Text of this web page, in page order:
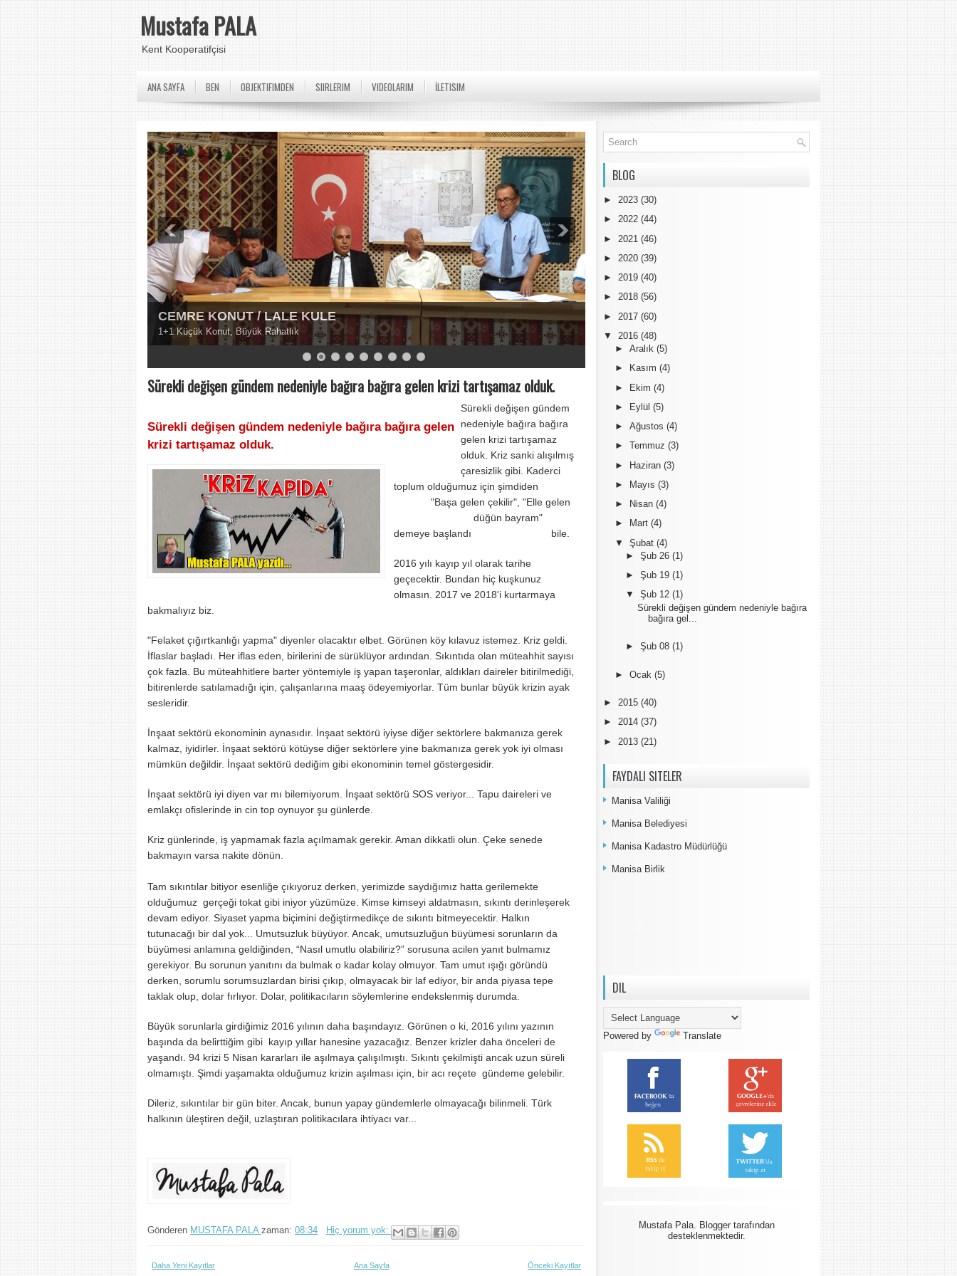
Mustafa PALA
Kent Kooperatifçisi
ANA SAYFA BEN OBJEKTIFIMDEN SIIRLERIM VIDEOLARIM İLETISIM
CEMRE KONUT / LALE KULE
1+1 Küçük Konut, Büyük Rahatlık
Sürekli değişen gündem nedeniyle bağıra bağıra gelen krizi tartışamaz olduk.
Sürekli değişen gündem nedeniyle bağıra bağıra gelen
krizi tartışamaz olduk.
Sürekli değişen gündem
nedeniyle bağıra bağıra
gelen krizi tartışamaz
olduk. Kriz sanki alışılmış
çaresizlik gibi. Kaderci
toplum olduğumuz için şimdiden
"Başa gelen çekilir", "Elle gelen
düğün bayram"
demeye başlandı bile.
2016 yılı kayıp yıl olarak tarihe
geçecektir. Bundan hiç kuşkunuz
olmasın. 2017 ve 2018'i kurtarmaya
bakmalıyız biz.
"Felaket çığırtkanlığı yapma" diyenler olacaktır elbet. Görünen köy kılavuz istemez. Kriz geldi.
İflaslar başladı. Her iflas eden, birilerini de sürüklüyor ardından. Sıkıntıda olan müteahhit sayısı
çok fazla. Bu müteahhitlere barter yöntemiyle iş yapan taşeronlar, aldıkları daireler bitirilmediği,
bitirenlerde satılamadığı için, çalışanlarına maaş ödeyemiyorlar. Tüm bunlar büyük krizin ayak
sesleridir.
İnşaat sektörü ekonominin aynasıdır. İnşaat sektörü iyiyse diğer sektörlere bakmanıza gerek
kalmaz, iyidirler. İnşaat sektörü kötüyse diğer sektörlere yine bakmanıza gerek yok iyi olması
mümkün değildir. İnşaat sektörü dediğim gibi ekonominin temel göstergesidir.
İnşaat sektörü iyi diyen var mı bilemiyorum. İnşaat sektörü SOS veriyor... Tapu daireleri ve
emlakçı ofislerinde in cin top oynuyor şu günlerde.
Kriz günlerinde, iş yapmamak fazla açılmamak gerekir. Aman dikkatli olun. Çeke senede
bakmayın varsa nakite dönün.
Tam sıkıntılar bitiyor esenliğe çıkıyoruz derken, yerimizde saydığımız hatta gerilemekte
olduğumuz gerçeği tokat gibi iniyor yüzümüze. Kimse kimseyi aldatmasın, sıkıntı derinleşerek
devam ediyor. Siyaset yapma biçimini değiştirmedikçe de sıkıntı bitmeyecektir. Halkın
tutunacağı bir dal yok... Umutsuzluk büyüyor. Ancak, umutsuzluğun büyümesi sorunların da
büyümesi anlamına geldiğinden, “Nasıl umutlu olabiliriz?” sorusuna acilen yanıt bulmamız
gerekiyor. Bu sorunun yanıtını da bulmak o kadar kolay olmuyor. Tam umut ışığı göründü
derken, sorumlu sorumsuzlardan birisi çıkıp, olmayacak bir laf ediyor, bir anda piyasa tepe
taklak olup, dolar fırlıyor. Dolar, politikacıların söylemlerine endekslenmiş durumda.
Büyük sorunlarla girdiğimiz 2016 yılının daha başındayız. Görünen o ki, 2016 yılını yazının
başında da belirttiğim gibi kayıp yıllar hanesine yazacağız. Benzer krizler daha önceleri de
yaşandı. 94 krizi 5 Nisan kararları ile aşılmaya çalışılmıştı. Sıkıntı çekilmişti ancak uzun süreli
olmamıştı. Şimdi yaşamakta olduğumuz krizin aşılması için, bir acı reçete gündeme gelebilir.
Dileriz, sıkıntılar bir gün biter. Ancak, bunun yapay gündemlerle olmayacağı bilinmeli. Türk
halkının üleştiren değil, uzlaştıran politikacılara ihtiyacı var...
Gönderen MUSTAFA PALA zaman: 08:34 Hiç yorum yok:
Daha Yeni Kayıtlar Önceki Kayıtlar
Ana Sayfa
BLOG
► 2023 (30)
► 2022 (44)
► 2021 (46)
► 2020 (39)
► 2019 (40)
► 2018 (56)
► 2017 (60)
▼ 2016 (48)
► Aralık (5)
►
Kasım (4)
► Ekim (4)
►
Eylül (5)
► Ağustos (4)
► Temmuz (3)
► Haziran (3)
►
Mayıs (3)
►
Nisan (4)
►
Mart (4)
▼ Şubat (4)
►Şub 26(1)
►Şub 19(1)
▼Şub 12(1)
Sürekli değişen gündem nedeniyle bağıra
bağıra gel...
►Şub 08(1)
► Ocak (5)
► 2015 (40)
► 2014 (37)
► 2013 (21)
FAYDALI SITELER
Manisa Valiliği
Manisa Belediyesi
Manisa Kadastro Müdürlüğü
Manisa Birlik
DIL
Powered by Translate
Mustafa Pala. Bloggertarafından
desteklenmektedir.